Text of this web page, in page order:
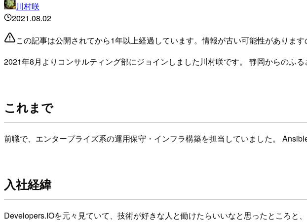
川村咲
2021.08.02
この記事は公開されてから1年以上経過しています。情報が古い可能性があります
2021年8月よりコンサルティング部にジョインしました川村咲です。 静岡からのふる
これまで
前職で、エンタープライズ系の運用保守・インフラ構築を担当していました。
入社経緯
Developers.IOを元々見ていて、技術が好きな人と働けたらいいなと思ったところと